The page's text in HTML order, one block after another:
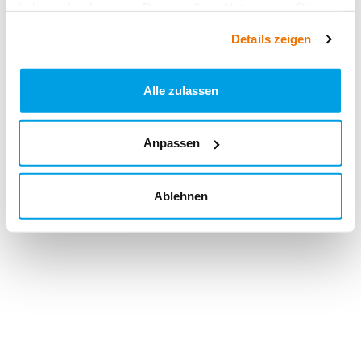
Details zeigen
Alle zulassen
Anpassen
Ablehnen